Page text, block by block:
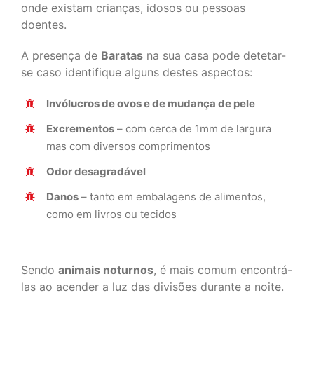
onde existam crianças, idosos ou pessoas
doentes.
A presença de Baratas na sua casa pode detetar-
se caso identifique alguns destes aspectos:
Invólucros de ovos e de mudança de pele
Excrementos – com cerca de 1mm de largura
mas com diversos comprimentos
Odor desagradável
Danos – tanto em embalagens de alimentos,
como em livros ou tecidos
Sendo animais noturnos, é mais comum encontrá-
las ao acender a luz das divisões durante a noite.